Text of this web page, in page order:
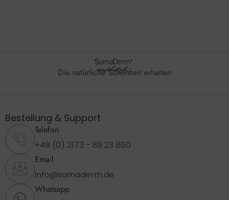
Die natürliche Schönheit erhalten
Bestellung & Support
Telefon
+49 (0) 2173 - 89 23 860
Email
info@samaderm.de
Whatsapp